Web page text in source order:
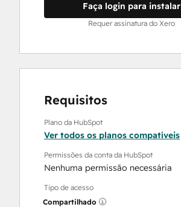
Faça login para instalar
Requer assinatura do Xero
Requisitos
Plano da HubSpot
Ver todos os planos compatíveis
Permissões da conta da HubSpot
Nenhuma permissão necessária
Tipo de acesso
Compartilhado